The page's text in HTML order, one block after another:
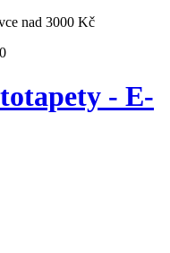
nad 3000 Kč
- E-